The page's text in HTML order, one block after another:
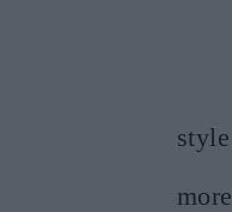
style
more